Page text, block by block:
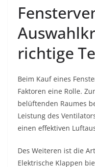
richtige
Beim Kauf eines
Faktoren eine Rolle.
belüftenden Raumes
Leistung des
einen effektiven
Des Weiteren ist die
Elektrische Klappen